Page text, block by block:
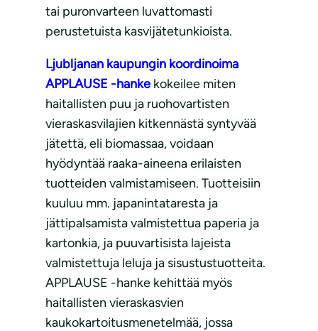
tai puronvarteen luvattomasti
perustetuista kasvijätetunkioista.
Ljubljanan kaupungin koordinoima
APPLAUSE -hanke kokeilee miten
haitallisten puu ja ruohovartisten
vieraskasvilajien kitkennästä syntyvää
jätettä, eli biomassaa, voidaan
hyödyntää raaka-aineena erilaisten
tuotteiden valmistamiseen. Tuotteisiin
kuuluu mm. japanintataresta ja
jättipalsamista valmistettua paperia ja
kartonkia, ja puuvartisista lajeista
valmistettuja leluja ja sisustustuotteita.
APPLAUSE -hanke kehittää myös
haitallisten vieraskasvien
kaukokartoitusmenetelmää, jossa